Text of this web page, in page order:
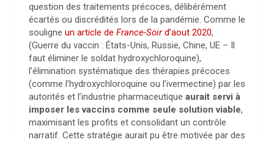
question des traitements précoces, délibérément
écartés ou discrédités lors de la pandémie. Comme le
souligne un article de France-Soird’aout 2020,
(Guerre du vaccin : États-Unis, Russie, Chine, UE – Il
faut éliminer le soldat hydroxychloroquine),
l’élimination systématique des thérapies précoces
(comme l’hydroxychloroquine ou l’ivermectine) par les
autorités et l’industrie pharmaceutique aurait servi à
imposer les vaccins comme seule solution viable,
maximisant les profits et consolidant un contrôle
narratif. Cette stratégie aurait pu être motivée par des